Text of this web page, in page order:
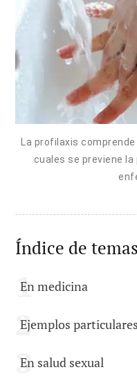
La profilaxis
cuales se previene
Índice de temas
En medicina
Ejemplos
En salud sexual